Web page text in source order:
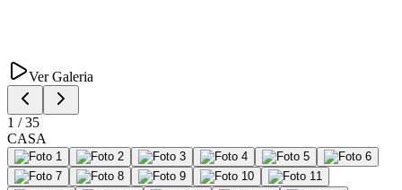
Ver Galeria
1 /35
CASA